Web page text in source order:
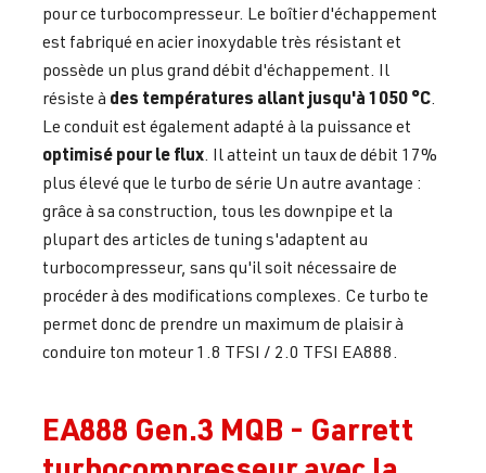
pour ce turbocompresseur. Le boîtier d'échappement
est fabriqué en acier inoxydable très résistant et
possède un plus grand débit d'échappement. Il
résiste à des températures allant jusqu'à 1050 °C
Le conduit est également adapté à la puissance et
optimisé pour le flux . Il atteint un taux de débit 17%
plus élevé que le turbo de série Un autre avantage :
grâce à sa construction, tous les downpipe et la
plupart des articles de tuning s'adaptent au
turbocompresseur, sans qu'il soit nécessaire de
procéder à des modifications complexes. Ce turbo te
permet donc de prendre un maximum de plaisir à
conduire ton moteur 1.8 TFSI / 2.0 TFSI EA888.
EA888 Gen.3 MQB - Garrett